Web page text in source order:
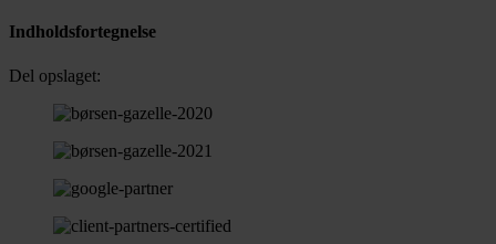
Indholdsfortegnelse
Del opslaget: